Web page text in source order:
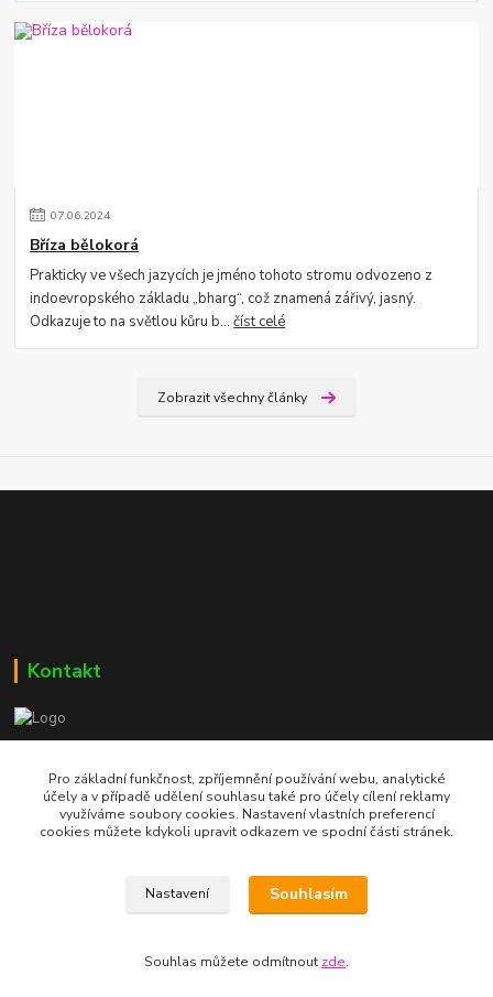
07.06.2024
Bříza bělokorá
Prakticky ve všech jazycích je jméno tohoto stromu odvozeno z
indoevropského základu „bharg“, což znamená zářivý, jasný.
Odkazuje to na světlou kůru b...číst celé
Zobrazit všechny články
Kontakt
604 729 587
dumzdravi@email.cz
Pro základní funkčnost, zpříjemnění používání webu, analytické
účely a v případě udělení souhlasu také pro účely cílení reklamy
využíváme soubory cookies. Nastavení vlastních preferencí
cookies můžete kdykoli upravit odkazem ve spodní části stránek.
Nastavení Souhlasím
Souhlas můžete odmítnout zde.